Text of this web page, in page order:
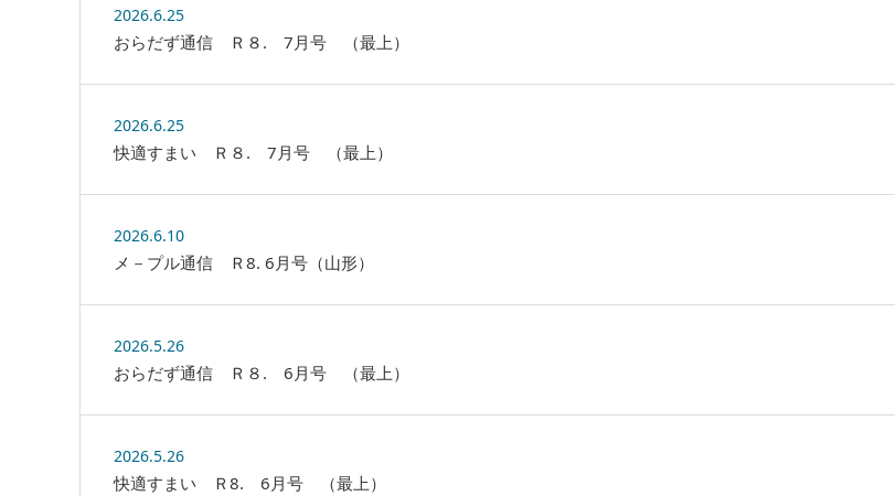
2026.6.25
おらだず通信 Ｒ８. 7月号 （最上）
2026.6.25
快適すまい Ｒ８. 7月号 （最上）
2026.6.10
メ－プル通信 Ｒ8. 6月号（山形）
2026.5.26
おらだず通信 Ｒ８. 6月号 （最上）
2026.5.26
快適すまい Ｒ8. 6月号 （最上）